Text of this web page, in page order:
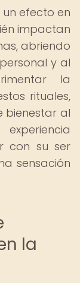
efecto en
impactan
abriendo
y al
la
rituales,
bienestar al
con su ser
sensación
la